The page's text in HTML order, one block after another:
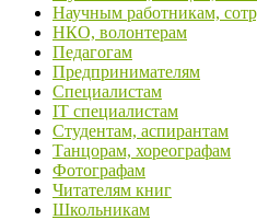
Научным работникам,
НКО, волонтерам
Педагогам
Предпринимателям
Специалистам
IT специалистам
Студентам, аспирантам
Танцорам, хореографам
Фотографам
Читателям книг
Школьникам